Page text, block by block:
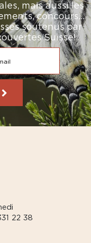
mais aussi les
concours…
soutenus par
Suisse!
22 38